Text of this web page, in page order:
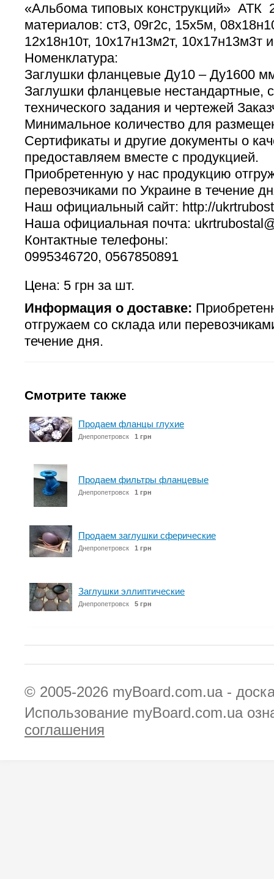
«Альбома типовых конструкций» АТК
материалов: ст3, 09г2с, 15х5м,
12х18н10т, 10х17н13м2т, 10х17н13м3т
Номенклатура:
Заглушки фланцевые Ду10 – Ду1600
Заглушки фланцевые нестандартные,
технического задания и чертежей
Минимальное количество для
Сертификаты и другие документы о
предоставляем вместе с продукцией.
Приобретенную у нас продукцию
перевозчиками по Украине в течение
Наш официальный сайт: http://
Наша официальная почта:
Контактные телефоны:
0995346720, 0567850891
Цена: 5 грн за шт.
Информация о доставке:
отгружаем со склада или
течение дня.
Смотрите также
Продаем фланцы глухие
Днепропетровск 1 грн
Продаем фильтры фланцевые
Днепропетровск 1 грн
Продаем заглушки сферические
Днепропетровск 1 грн
Заглушки эллиптические
Днепропетровск 5 грн
© 2005-2026 myBoard.com.ua -
Использование myBoard.com.ua
соглашения